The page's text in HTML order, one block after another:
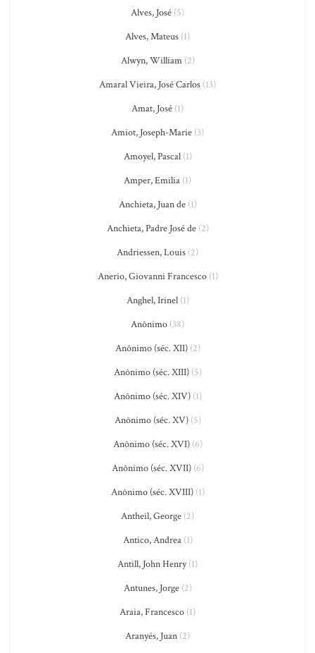
Alves, José (5)
Alves, Mateus (1)
Alwyn, William(2)
Amaral Vieira, José Carlos (13)
Amat, José (1)
Amiot, Joseph-Marie (3)
Amoyel, Pascal(1)
Amper, Emilia (1)
Anchieta, Juan de(1)
Anchieta, Padre José de(2)
Andriessen, Louis (2)
Anerio, Giovanni Francesco(1)
Anghel, Irinel(1)
Anônimo (38)
Anônimo (séc. XII)(2)
Anônimo (séc. XIII)(5)
Anônimo (séc. XIV)(1)
Anônimo (séc. XV)(5)
Anônimo (séc. XVI)(6)
Anônimo (séc. XVII)(6)
Anônimo (séc. XVIII)(1)
Antheil, George (2)
Antico, Andrea(1)
Antill, John Henry(1)
Antunes, Jorge(2)
Araia, Francesco (1)
Aranyés, Juan (2)